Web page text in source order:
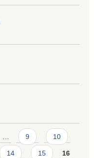
… 9 10
14 15 16